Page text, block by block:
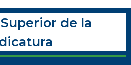
de la